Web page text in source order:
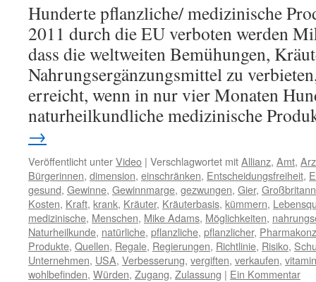
Hunderte pflanzliche/ medizinische
2011 durch die EU verboten werden
dass die weltweiten Bemühungen,
Nahrungsergänzungsmittel zu
erreicht, wenn in nur vier Monaten
naturheilkundliche medizinische
→
Veröffentlicht unterVideo | Verschlagwortet mitAllianz, Amt,
Bürgerinnen, dimension, einschränken, Entscheidungsfreiheit,
gesund, Gewinne, Gewinnmarge, gezwungen, Gier,
Kosten, Kraft, krank, Kräuter, Kräuterbasis, kümmern,
medizinische, Menschen, Mike Adams, Möglichkeiten,
Naturheilkunde, natürliche, pflanzliche, pflanzlicher,
Produkte, Quellen, Regale, Regierungen, Richtlinie, Risiko,
Unternehmen, USA, Verbesserung, vergiften, verkaufen,
wohlbefinden, Würden, Zugang, Zulassung | Ein Kommentar